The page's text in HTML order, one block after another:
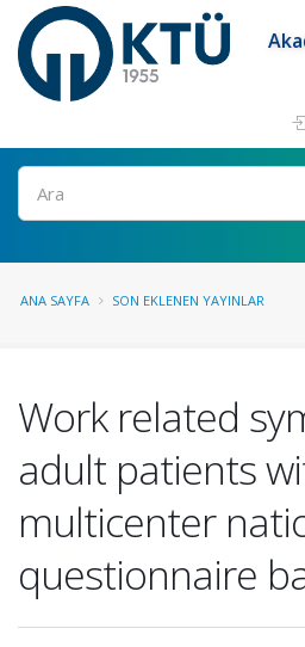
Ara
ANA SAYFA SON EKLENEN YAYINLAR
Work related
adult patients
multicenter
questionnaire